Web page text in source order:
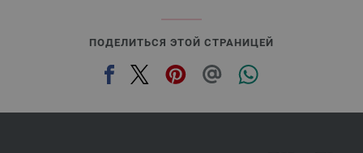
ПОДЕЛИТЬСЯ ЭТОЙ СТРАНИЦЕЙ